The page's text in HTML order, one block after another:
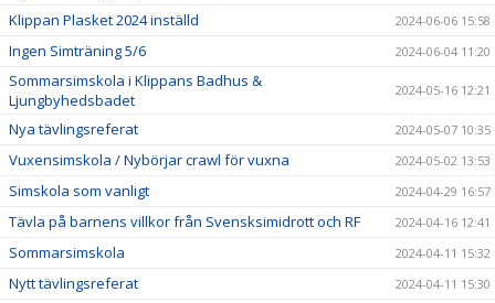
Klippan Plasket 2024 inställd 2024-06-06 15:58
Ingen Simträning 5/6 2024-06-04 11:20
Sommarsimskola i Klippans Badhus &
Ljungbyhedsbadet
2024-05-16 12:21
Nya tävlingsreferat 2024-05-07 10:35
Vuxensimskola / Nybörjar crawl för vuxna 2024-05-02 13:53
Simskola som vanligt 2024-04-29 16:57
Tävla på barnens villkor från Svensksimidrott och RF 2024-04-16 12:41
Sommarsimskola 2024-04-11 15:32
Nytt tävlingsreferat 2024-04-11 15:30